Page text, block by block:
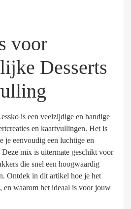
voor
Desserts
is een veelzijdige en handige
en kaartvullingen. Het is
je eenvoudig een luchtige en
mix is uitermate geschikt voor
die snel een hoogwaardig
Ontdek in dit artikel hoe je het
en waarom het ideaal is voor jouw